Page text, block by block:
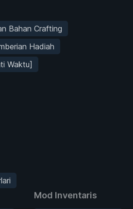
Bahan Crafting
Hadiah
Waktu]
Mod Inventaris